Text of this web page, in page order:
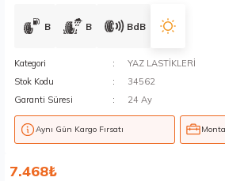
B B BdB
Kategori
YAZ LASTİKLERİ
Stok Kodu
34562
Garanti Süresi
24 Ay
Aynı Gün Kargo Fırsatı
7.468₺